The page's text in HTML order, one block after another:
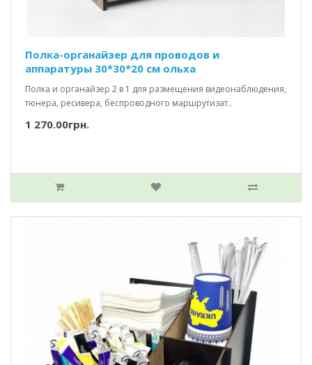
Полка-органайзер для проводов и
аппаратуры 30*30*20 см ольха
Полка и органайзер 2 в 1 для размещения видеонаблюдения,
тюнера, ресивера, беспроводного маршрутизат..
1 270.00грн.